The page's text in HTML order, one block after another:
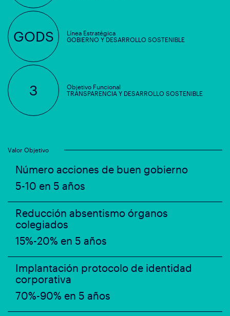
GODS
Línea Estratégica
GOBIERNO Y DESARROLLO SOSTENIBLE
3
Objetivo Funcional
TRANSPARENCIA Y DESARROLLO SOSTENIBLE
Valor Objetivo
Número acciones de buen gobierno
5-10 en 5 años
Reducción absentismo órganos
colegiados
15%-20% en 5 años
Implantación protocolo de identidad
corporativa
70%-90% en 5 años